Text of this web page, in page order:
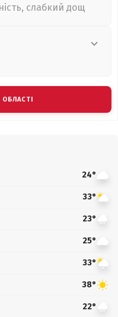
слабкий дощ
ОБЛАСТІ
24°
33°
23°
25°
33°
38°
22°